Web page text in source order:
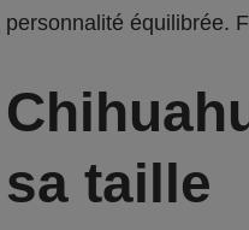
personnalité équilibrée.
sa taille